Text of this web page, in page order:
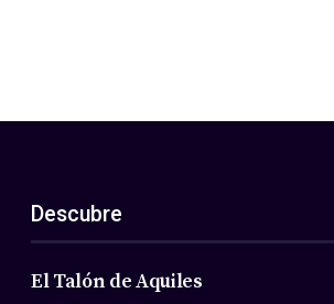
Descubre
El Talón de Aquiles